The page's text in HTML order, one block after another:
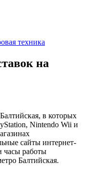
техника
на
в которых
Nintendo Wii и
сайты интернет-
часы работы
Балтийская.